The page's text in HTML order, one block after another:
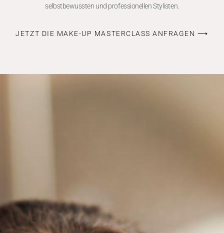
selbstbewussten und professionellen Stylisten.
JETZT DIE MAKE-UP MASTERCLASS ANFRAGEN ⟶